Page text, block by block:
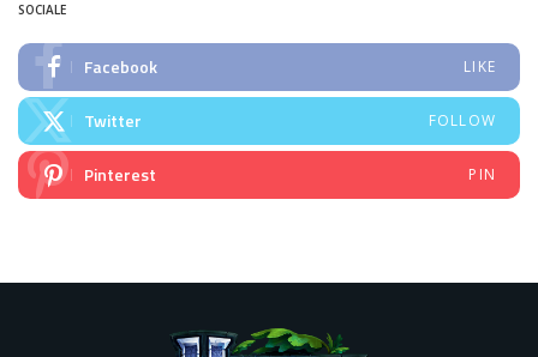
SOCIALE
Facebook LIKE
Twitter FOLLOW
Pinterest PIN